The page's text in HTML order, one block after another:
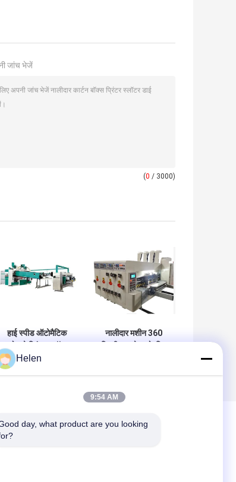
जांच भेजें
(0 / 3000)
हाई स्पीड ऑटोमैटिक
डाई कटर फोल्डर ग्लूअर
नालीदार मशीन 360
Helen
9:54 AM
day, what product are you looking